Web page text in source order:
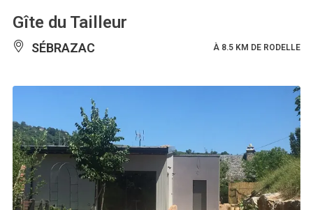
Gîte du Tailleur
SÉBRAZAC À 8.5 KM DE RODELLE